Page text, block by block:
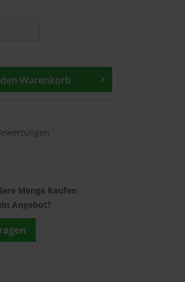
Warenkorb
Menge kaufen
Angebot?